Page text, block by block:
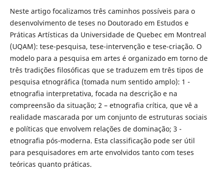
Neste artigo focalizamos três caminhos possíveis para o
desenvolvimento de teses no Doutorado em Estudos e
Práticas Artísticas da Universidade de Quebec em Montreal
(UQAM): tese-pesquisa, tese-intervenção e tese-criação. O
modelo para a pesquisa em artes é organizado em torno de
três tradições filosóficas que se traduzem em três tipos de
pesquisa etnográfica (tomada num sentido amplo): 1 -
etnografia interpretativa, focada na descrição e na
compreensão da situação; 2 – etnografia crítica, que vê a
realidade mascarada por um conjunto de estruturas sociais
e políticas que envolvem relações de dominação; 3 -
etnografia pós-moderna. Esta classificação pode ser útil
para pesquisadores em arte envolvidos tanto com teses
teóricas quanto práticas.